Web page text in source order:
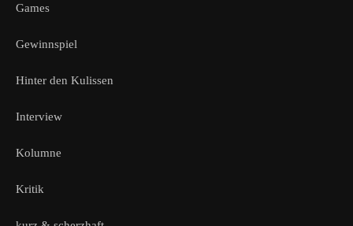
Games
Gewinnspiel
Hinter den Kulissen
Interview
Kolumne
Kritik